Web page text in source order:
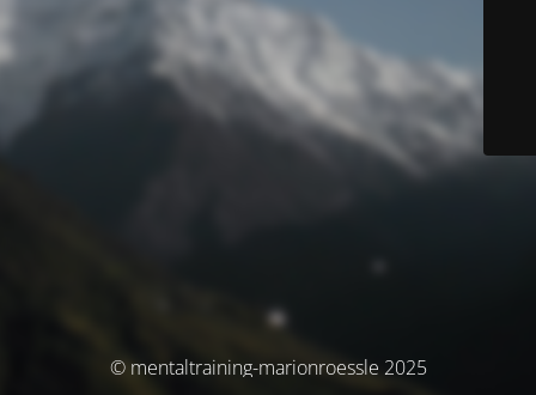
© mentaltraining-marionroessle 2025